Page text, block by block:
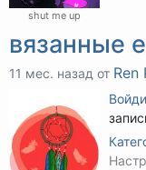
shut me up
вязанные
11 мес. назад от Ren